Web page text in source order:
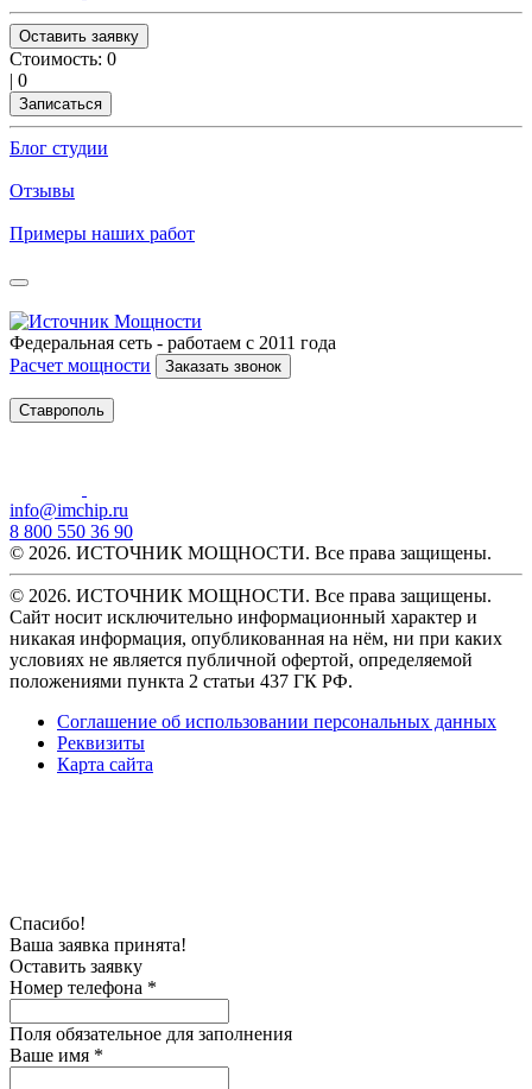
Оставить заявку
Стоимость: 0
| 0
Записаться
Блог студии
Отзывы
Примеры наших работ
Федеральная сеть - работаем с 2011 года
Расчет мощности
Заказать звонок
Ставрополь
info@imchip.ru
8 800 550 36 90
© 2026. ИСТОЧНИК МОЩНОСТИ. Все права защищены.
© 2026. ИСТОЧНИК МОЩНОСТИ. Все права защищены.
Сайт носит исключительно информационный характер и
никакая информация, опубликованная на нём, ни при каких
условиях не является публичной офертой, определяемой
положениями пункта 2 статьи 437 ГК РФ.
Соглашение об использовании персональных данных
Реквизиты
Карта сайта
Спасибо!
Ваша заявка принята!
Оставить заявку
Номер телефона *
Поля обязательное для заполнения
Ваше имя *